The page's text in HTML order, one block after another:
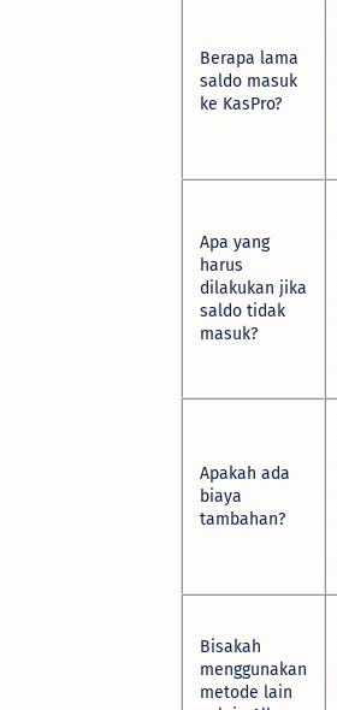
Berapa lama
saldo masuk
ke KasPro?
Apa yang
harus
dilakukan jika
saldo tidak
masuk?
Apakah ada
biaya
tambahan?
Bisakah
menggunakan
metode lain